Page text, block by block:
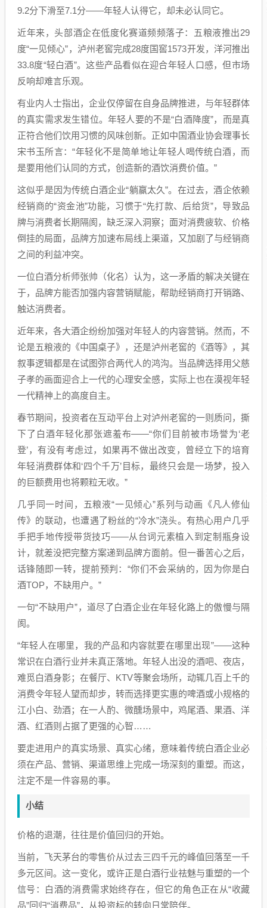
9.2分下滑至7.1分——年轻人认得它，却未必认同它。
近年来，头部酒企在低度化赛道频频落子：五粮液推出29
度“一见倾心”，泸州老窖完成28度国窖1573开发，洋河推出
33.8度“轻白酒”。这些产品看似在迎合年轻人口感，但市场
反响却难言乐观。
有业内人士指出，企业仅停留在自身品牌推进，与年轻群体
的真实需求发生错位。年轻人要的不是“白酒降度”，而是真
正符合他们饮用习惯的风味创新。正如中国酒业协会理事长
宋书玉所言：“年轻化不是简单地让年轻人喝传统白酒，而
是要用他们认同的方式，创造新的酒饮消费价值。”
这似乎是因为传统白酒企业“躺赢太久”。在过去，酒企依赖
经销商的“资金池”功能，习惯于“先打款、后给货”，导致品
牌与消费者长期隔阂，缺乏深入洞察；面对消费疲软、价格
倒挂的局面，品牌方加速布局线上渠道，又加剧了与经销商
之间的利益冲突。
一位白酒分析师张帅（化名）认为，这一矛盾的解决关键在
于，品牌方能否加强内容营销赋能，帮助经销商打开销路、
触达消费者。
近年来，各大酒企纷纷加强对年轻人的内容营销。然而，不
论是五粮液的《中国桌子》，还是泸州老窖的《酒等》，其
叙事逻辑都是在试图弥合两代人的鸿沟。当品牌选择用父慈
子孝的画面迎合上一代的心理安全感，实际上也在漠视年轻
一代精神上的高度自主。
春节期间，投资者在互动平台上对泸州老窖的一则质问，撕
下了白酒年轻化那张遮羞布——“你们目前被市场誉为‘老
登’，有没有考虑过，如果再不做出改变，曾经立下的培育
年轻消费群体和‘四个千万’目标，最终只会是一场梦，投入
的巨额费用也将颗粒无收。”
几乎同一时间，五粮液“一见倾心”系列与动画《凡人修仙
传》的联动，也遭遇了粉丝的“冷水”浇头。有热心用户几乎
手把手地传授带货技巧——从台词元素植入到定制瓶身设
计，就差没把完整方案递到品牌方面前。但一番苦心之后，
话锋随即一转，提前预判：“你们不会采纳的，因为你是白
酒TOP，不缺用户。”
一句“不缺用户”，道尽了白酒企业在年轻化路上的傲慢与隔
阂。
“年轻人在哪里，我的产品和内容就要在哪里出现”——这种
常识在白酒行业并未真正落地。年轻人出没的酒吧、夜店，
难觅白酒身影；在餐厅、KTV等聚会场所，动辄几百上千的
消费令年轻人望而却步，转而选择更实惠的啤酒或小规格的
江小白、劲酒；在一人酌、微醺场景中，鸡尾酒、果酒、洋
酒、红酒则占据了更强的心智……
要走进用户的真实场景、真实心绪，意味着传统白酒企业必
须在产品、营销、渠道思维上完成一场深刻的重塑。而这，
注定不是一件容易的事。
小结
价格的退潮，往往是价值回归的开始。
当前，飞天茅台的零售价从过去三四千元的峰值回落至一千
多元区间。这一变化，或许正是白酒行业祛魅与重塑的一个
信号：白酒的消费需求始终存在，但它的角色正在从“收藏
品”回归“消费品”，从投资标的转向日常陪伴。